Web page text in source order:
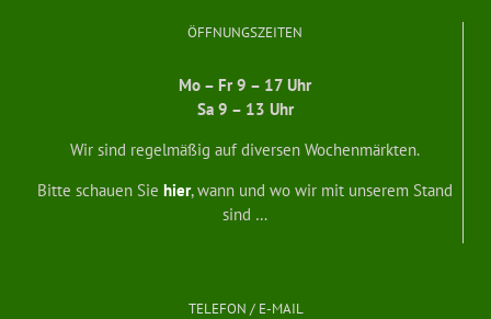
ÖFFNUNGSZEITEN
Mo – Fr 9 – 17 Uhr
Sa 9 – 13 Uhr
Wir sind regelmäßig auf diversen Wochenmärkten.
Bitte schauen Sie hier, wann und wo wir mit unserem Stand
sind …
TELEFON / E-MAIL